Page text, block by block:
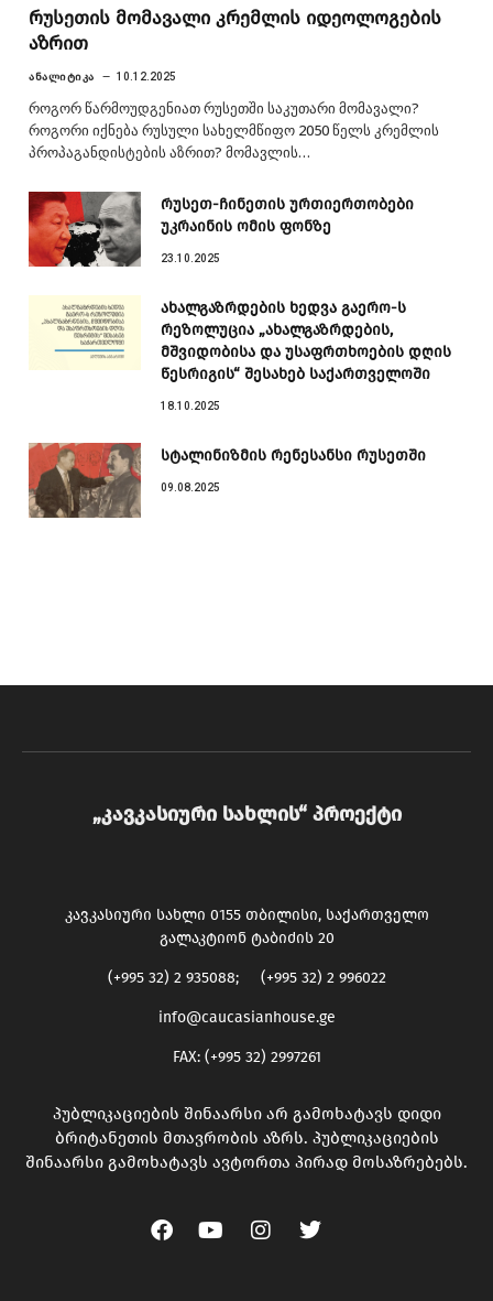
რუსეთის მომავალი კრემლის იდეოლოგების
აზრით
ᲐᲜᲐᲚᲘᲢᲘᲙᲐ 10.12.2025
როგორ წარმოუდგენიათ რუსეთში საკუთარი მომავალი?
როგორი იქნება რუსული სახელმწიფო 2050 წელს კრემლის
პროპაგანდისტების აზრით? მომავლის…
რუსეთ-ჩინეთის ურთიერთობები
უკრაინის ომის ფონზე
23.10.2025
ახალგაზრდების ხედვა გაერო-ს
რეზოლუცია „ახალგაზრდების,
მშვიდობისა და უსაფრთხოების დღის
წესრიგის“ შესახებ საქართველოში
18.10.2025
სტალინიზმის რენესანსი რუსეთში
09.08.2025
„კავკასიური სახლის“ პროექტი
კავკასიური სახლი 0155 თბილისი, საქართველო
გალაკტიონ ტაბიძის 20
(+995 32) 2 935088; (+995 32) 2 996022
info@caucasianhouse.ge
FAX: (+995 32) 2997261
პუბლიკაციების შინაარსი არ გამოხატავს დიდი
ბრიტანეთის მთავრობის აზრს. პუბლიკაციების
შინაარსი გამოხატავს ავტორთა პირად მოსაზრებებს.